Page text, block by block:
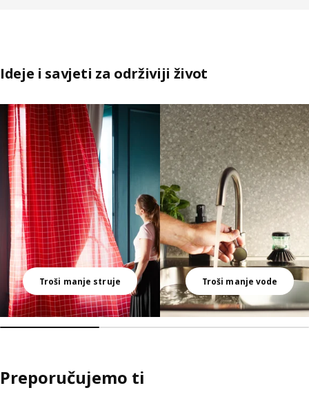
Ideje i savjeti za održiviji život
Preskoči oglas
Troši manje struje Troši manje vode
Preporučujemo ti